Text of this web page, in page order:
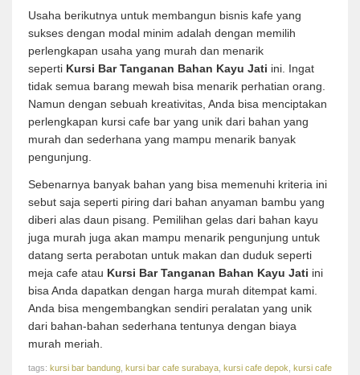
Usaha berikutnya untuk membangun bisnis kafe yang
sukses dengan modal minim adalah dengan memilih
perlengkapan usaha yang murah dan menarik
seperti Kursi Bar Tanganan Bahan Kayu Jati ini. Ingat
tidak semua barang mewah bisa menarik perhatian orang.
Namun dengan sebuah kreativitas, Anda bisa menciptakan
perlengkapan kursi cafe bar yang unik dari bahan yang
murah dan sederhana yang mampu menarik banyak
pengunjung.
Sebenarnya banyak bahan yang bisa memenuhi kriteria ini
sebut saja seperti piring dari bahan anyaman bambu yang
diberi alas daun pisang. Pemilihan gelas dari bahan kayu
juga murah juga akan mampu menarik pengunjung untuk
datang serta perabotan untuk makan dan duduk seperti
meja cafe atau Kursi Bar Tanganan Bahan Kayu Jati ini
bisa Anda dapatkan dengan harga murah ditempat kami.
Anda bisa mengembangkan sendiri peralatan yang unik
dari bahan-bahan sederhana tentunya dengan biaya
murah meriah.
tags: kursi bar bandung kursi bar cafe surabaya kursi cafe depok kursi cafe